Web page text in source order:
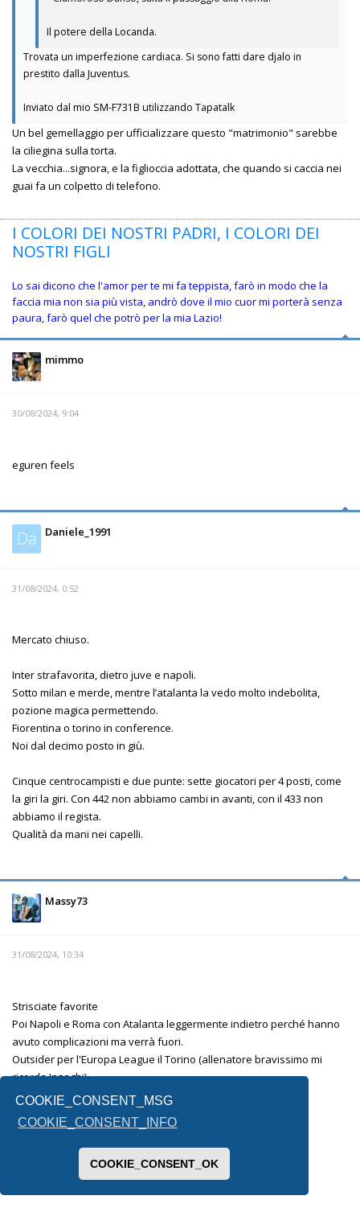
COOKIE_CONSENT_MSG
COOKIE_CONSENT_INFO
COOKIE_CONSENT_OK
Il potere della Locanda.
Trovata un imperfezione cardiaca. Si sono fatti dare djalo in
prestito dalla Juventus.
Inviato dal mio SM-F731B utilizzando Tapatalk
Un bel gemellaggio per ufficializzare questo "matrimonio" sarebbe
la ciliegina sulla torta.
La vecchia...signora, e la figlioccia adottata, che quando si caccia nei
guai fa un colpetto di telefono.
I COLORI DEI NOSTRI PADRI, I COLORI DEI
NOSTRI FIGLI
Lo sai dicono che l'amor per te mi fa teppista, farò in modo che la
faccia mia non sia più vista, andrò dove il mio cuor mi porterà senza
paura, farò quel che potrò per la mia Lazio!
mimmo
30/08/2024, 9:04
eguren feels
Da Daniele_1991
31/08/2024, 0:52
Mercato chiuso.
Inter strafavorita, dietro juve e napoli.
Sotto milan e merde, mentre l’atalanta la vedo molto indebolita,
pozione magica permettendo.
Fiorentina o torino in conference.
Noi dal decimo posto in giù.
Cinque centrocampisti e due punte: sette giocatori per 4 posti, come
la giri la giri. Con 442 non abbiamo cambi in avanti, con il 433 non
abbiamo il regista.
Qualità da mani nei capelli.
Massy73
31/08/2024, 10:34
Strisciate favorite
Poi Napoli e Roma con Atalanta leggermente indietro perché hanno
avuto complicazioni ma verrà fuori.
Outsider per l'Europa League il Torino (allenatore bravissimo mi
ricorda Inzaghi)
La fiorentina è l'altra incognita.
Lecce e Venezia mi sembrano messe male.
Per la terza retrocessa non saprei, forse il Monza .
Inviato dal mio SM-F731B utilizzando Tapatalk